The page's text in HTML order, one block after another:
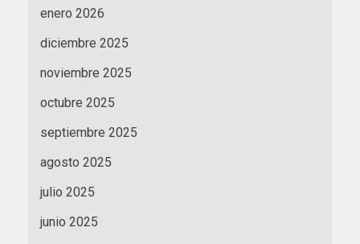
enero 2026
diciembre 2025
noviembre 2025
octubre 2025
septiembre 2025
agosto 2025
julio 2025
junio 2025